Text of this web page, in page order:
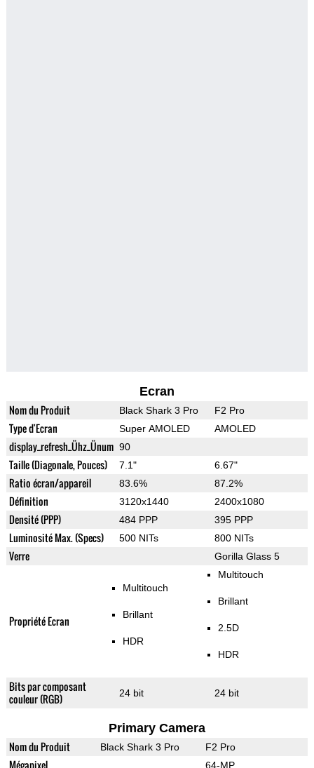
Ecran
Nom du Produit Black Shark 3 Pro F2 Pro
Type d'Ecran Super AMOLED AMOLED
display_refresh_Ühz_Ünum 90
Taille (Diagonale, Pouces) 7.1" 6.67"
Ratio écran/appareil 83.6% 87.2%
Définition 3120x1440 2400x1080
Densité (PPP) 484 PPP 395 PPP
Luminosité Max. (Specs) 500 NITs 800 NITs
Verre Gorilla Glass 5
Propriété Ecran
Multitouch
Brillant
HDR
Multitouch
Brillant
2.5D
HDR
Bits par composant
couleur (RGB)
24 bit 24 bit
Primary Camera
Nom du Produit Black Shark 3 Pro F2 Pro
Mégapixel 64-MP